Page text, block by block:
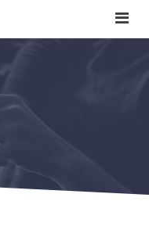
buurt?
+
+